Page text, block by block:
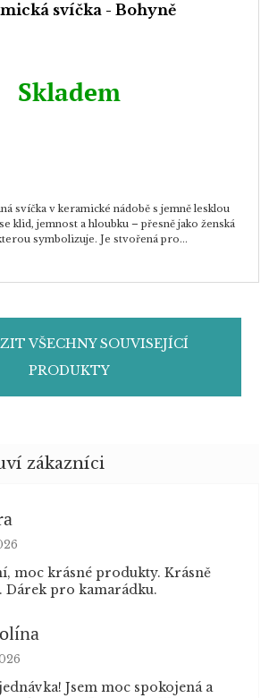
svíčka - Bohyně
Skladem
svíčka v keramické nádobě s jemně lesklou
klid, jemnost a hloubku – přesně jako ženská
symbolizuje. Je stvořená pro...
VŠECHNY SOUVISEJÍCÍ
PRODUKTY
obchodu je 5 z 5 hvězdiček.
moc krásné produkty. Krásně
Dárek pro kamarádku.
obchodu je 5 z 5 hvězdiček.
Jsem moc spokojená a